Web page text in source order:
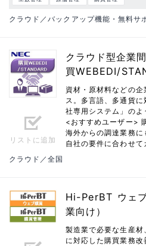
クラウド／バックアップ機能・無料サ
リストに追加
クラウド型企業
買WEBEDI/
資材・原材料などの
ス。多言語、多通貨
社専用システム」のよ
<おすすめユーザー>
海外からの調達業務に
自社の要件に合わせて
クラウド／全国
Hi-PerBT ウェ
業向け）
製造業で必要な生産
に対応した購買業務